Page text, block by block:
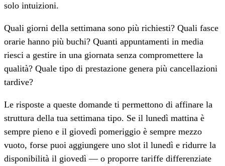
solo intuizioni.
Quali giorni della settimana sono più richiesti? Quali fasce
orarie hanno più buchi? Quanti appuntamenti in media
riesci a gestire in una giornata senza compromettere la
qualità? Quale tipo di prestazione genera più cancellazioni
tardive?
Le risposte a queste domande ti permettono di affinare la
struttura della tua settimana tipo. Se il lunedì mattina è
sempre pieno e il giovedì pomeriggio è sempre mezzo
vuoto, forse puoi aggiungere uno slot il lunedì e ridurre la
disponibilità il giovedì — o proporre tariffe differenziate